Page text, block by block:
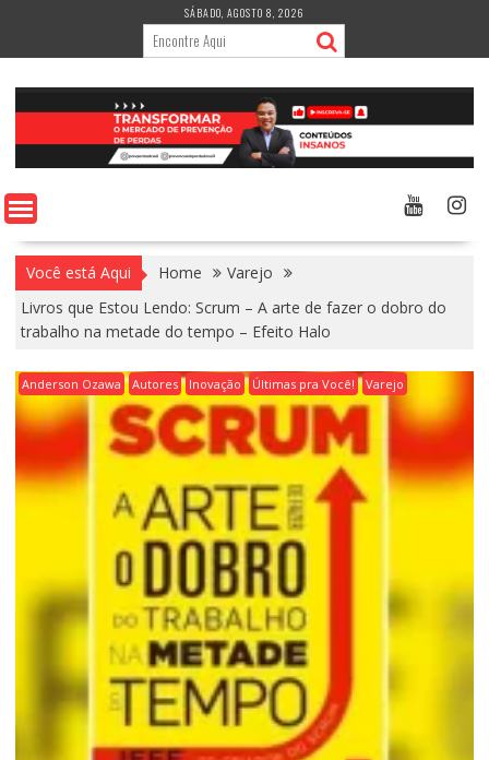
content
SÁBADO, AGOSTO 8, 2026
Você está Aqui Home
Varejo
Livros que Estou Lendo: Scrum – A arte de fazer o dobro do
trabalho na metade do tempo – Efeito Halo
Anderson Ozawa Autores Inovação Últimas pra Você! Varejo